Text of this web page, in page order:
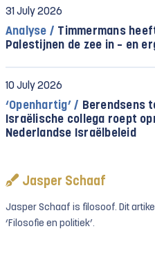
31 July 2026
Analyse / Timmermans
Palestijnen de zee in – en
10 July 2026
‘Openhartig’ / Berendsens
Israëlische collega roept
Nederlandse Israëlbeleid
Jasper Schaaf
Jasper Schaaf is filosoof. Dit
‘Filosofie en politiek’.